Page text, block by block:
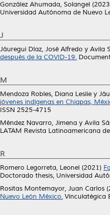
González Ahumada, Solangel
Universidad Autónoma de Nuevo
J
Jáuregui Díaz, José Alfredo y Avila
después de la COVID-19.
M
Mendoza Robles, Diana Leslie y
jóvenes indígenas en Chiapas,
ISSN 2525-4715
Méndez Navarro, Jimena y Avila
LATAM Revista Latinoamericana
R
Romero Legorreta, Leonel (2021)
Doctorado thesis, Universidad
Rositas Montemayor, Juan Carlos
Nuevo León México. Vinculatégica